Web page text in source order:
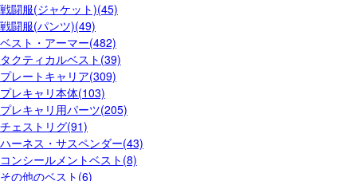
戦闘服(ジャケット)(45)
戦闘服(パンツ)(49)
ベスト・アーマー(482)
タクティカルベスト(39)
プレートキャリア(309)
プレキャリ本体(103)
プレキャリ用パーツ(205)
チェストリグ(91)
ハーネス・サスペンダー(43)
コンシールメントベスト(8)
その他のベスト(6)